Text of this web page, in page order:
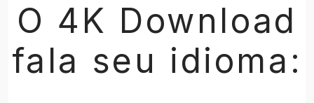
O 4K Download
fala seu idioma: